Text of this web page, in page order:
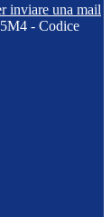
inviare una mail
- Codice